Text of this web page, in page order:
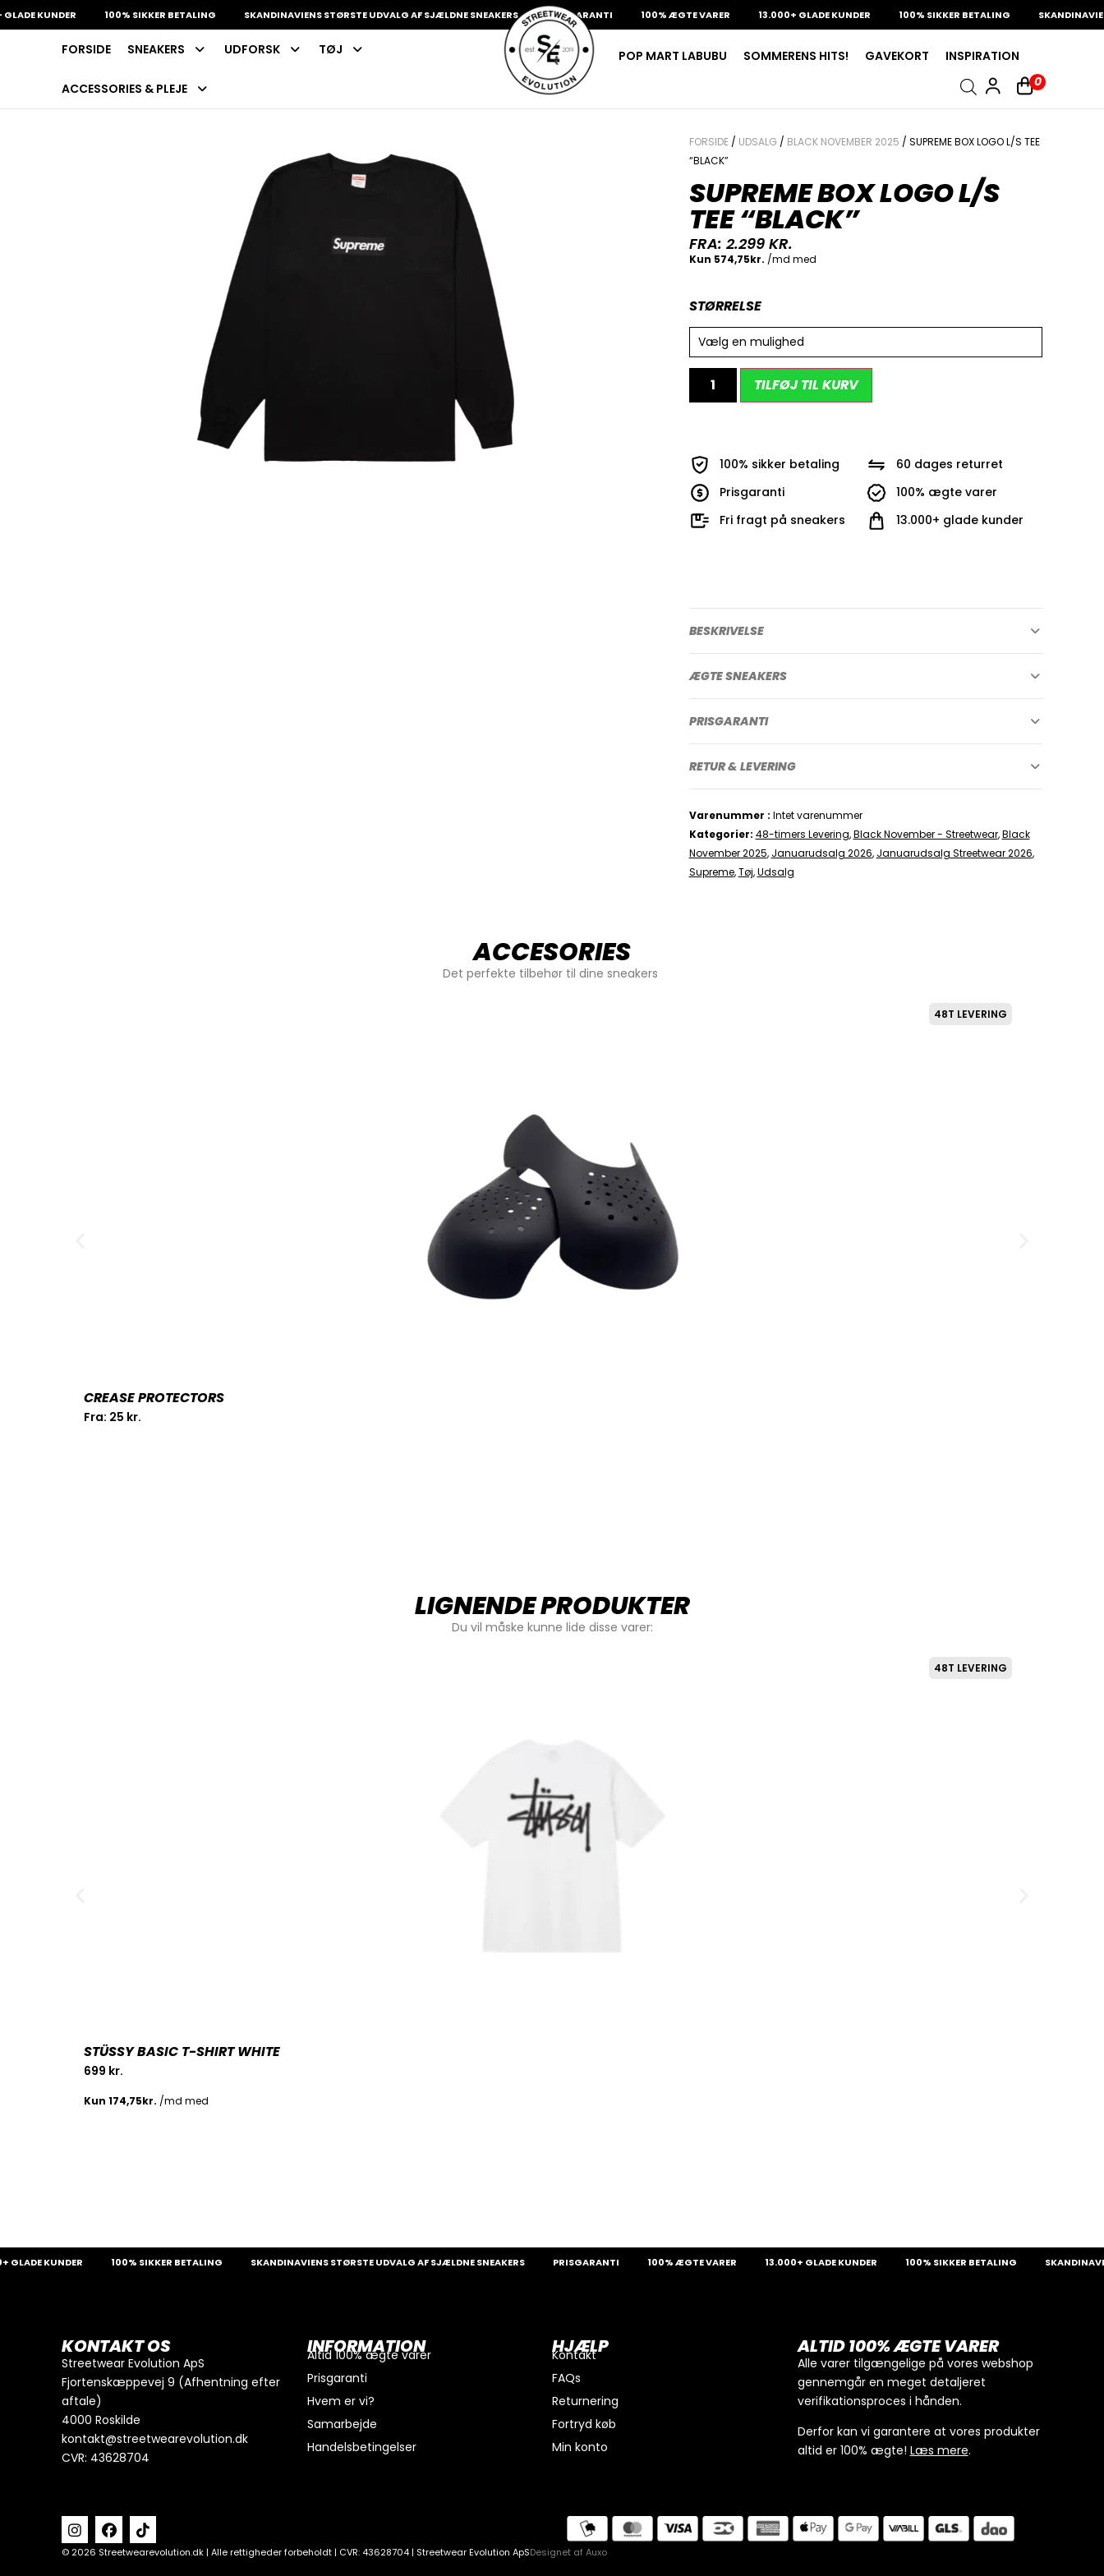
KUNDER 100% SIKKER BETALING SKANDINAVIENS STØRSTE UDVALG AF SJÆLDNE SNEAKERS PRISGARANTI 100% ÆGTE VARER 13.000+ GLADE KUNDER 100% SIKKER BETALING SKANDINAVIENS
FORSIDE SNEAKERS UDFORSK TØJ
ACCESSORIES & PLEJE
POP MART LABUBU SOMMERENS HITS! GAVEKORT
INSPIRATION
0
INDKØBSKURV
Din kurv er tom.
I alt 0kr.
Køb for 300kr.mere for gratis fragt
FORSIDE/ UDSALG/ BLACK NOVEMBER 2025 / SUPREME BOX LOGO L/S TEE
“BLACK”
SUPREME BOX LOGO L/S
TEE “BLACK”
FRA: 2.299 KR.
STØRRELSE
Vælg en mulighed
TILFØJ TIL KURV
100% sikker betaling
Prisgaranti
Fri fragt på sneakers
60 dages returret
100% ægte varer
13.000+ glade kunder
BESKRIVELSE
ÆGTE SNEAKERS
PRISGARANTI
RETUR & LEVERING
Varenummer
Intet varenummer
Kategorier 48-timers Levering,Black November - Streetwear,Black
November 2025, Januarudsalg 2026, Januarudsalg Streetwear 2026,
Supreme,Tøj,Udsalg
ACCESORIES
Det perfekte tilbehør til dine sneakers
48T LEVERING
CREASE PROTECTORS
Fra: 25 kr.
LIGNENDE PRODUKTER
Du vil måske kunne lide disse varer:
48T LEVERING
STÜSSY BASIC T-SHIRT WHITE
699 kr.
KUNDER 100% SIKKER BETALING SKANDINAVIENS STØRSTE UDVALG AF SJÆLDNE SNEAKERS PRISGARANTI 100% ÆGTE VARER 13.000+ GLADE KUNDER 100% SIKKER BETALING
KONTAKT OS
Streetwear Evolution ApS
Fjortenskæppevej 9 (Afhentning efter
aftale)
4000 Roskilde
kontakt@streetwearevolution.dk
CVR: 43628704
INFORMATION
Altid 100% ægte varer
Prisgaranti
Hvem er vi?
Samarbejde
Handelsbetingelser
HJÆLP
Kontakt
FAQs
Returnering
Fortryd køb
Min konto
ALTID 100% ÆGTE VARER
Alle varer tilgængelige på vores webshop
gennemgår en meget detaljeret
verifikationsproces i hånden.
Derfor kan vi garantere at vores produkter
altid er 100% ægte! Læs mere.
© 2026 Streetwearevolution.dk | Alle rettigheder forbeholdt | CVR: 43628704 | Streetwear Evolution ApSDesignet af Auxo